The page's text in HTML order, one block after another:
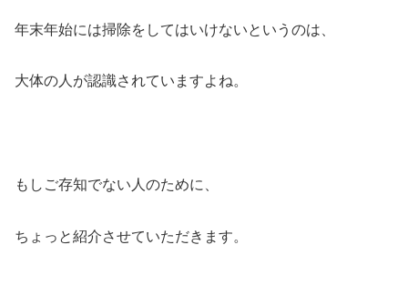
年末年始には掃除をしてはいけないというのは、
大体の人が認識されていますよね。
もしご存知でない人のために、
ちょっと紹介させていただきます。